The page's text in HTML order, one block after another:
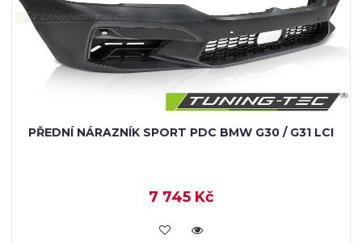
PŘEDNÍ NÁRAZNÍK SPORT PDC BMW G30 / G31 LCI
7 745 Kč
KOUPIT